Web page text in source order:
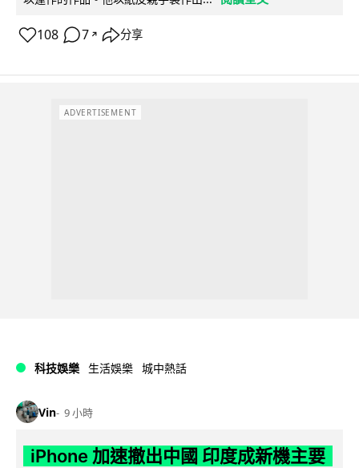
108 7 ↗ 分享
ADVERTISEMENT
科技娛樂 生活娛樂 城中熱話
Vin 9 小時
iPhone 加速撤出中國 印度成新機主要